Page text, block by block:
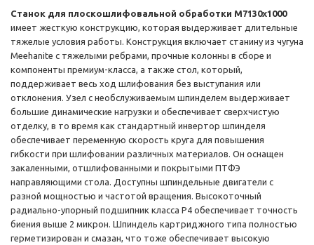
Станок для плоскошлифовальной обработки М7130х1000
имеет жесткую конструкцию, которая выдерживает длительные
тяжелые условия работы. Конструкция включает станину из чугуна
Meehanite с тяжелыми ребрами, прочные колонны в сборе и
компоненты премиум-класса, а также стол, который,
поддерживает весь ход шлифования без выступания или
отклонения. Узел с необслуживаемым шпинделем выдерживает
большие динамические нагрузки и обеспечивает сверхчистую
отделку, в то время как стандартный инвертор шпинделя
обеспечивает переменную скорость круга для повышения
гибкости при шлифовании различных материалов. Он оснащен
закаленными, отшлифованными и покрытыми ПТФЭ
направляющими стола. Доступны шпиндельные двигатели с
разной мощностью и частотой вращения. Высокоточный
радиально-упорный подшипник класса P4 обеспечивает точность
биения выше 2 микрон. Шпиндель картриджного типа полностью
герметизирован и смазан, что тоже обеспечивает высокую